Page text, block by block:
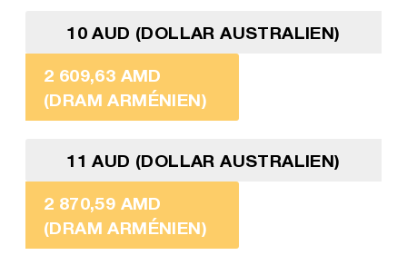
10 AUD (DOLLAR AUSTRALIEN)
2 609,63 AMD
(DRAM ARMÉNIEN)
11 AUD (DOLLAR AUSTRALIEN)
2 870,59 AMD
(DRAM ARMÉNIEN)